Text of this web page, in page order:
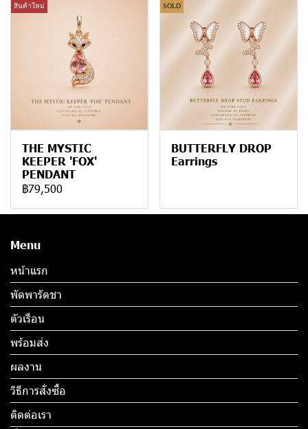
สินค้าใหม่
THE MYSTIC
KEEPER 'FOX'
PENDANT
฿79,500
SOLD
BUTTERFLY DROP
Earrings
Menu
หน้าแรก
พัดพารัดชา
ตัวเรือน
พร้อมส่ง
ผลงาน
วิธีการสั่งซื้อ
ติดต่อเรา